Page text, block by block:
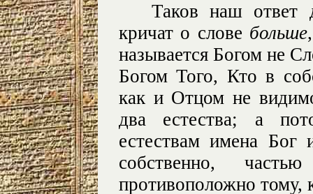
Таков наш ответ
кричат о слове больше
называется Богом не
Богом Того, Кто в
как и Отцом не
два естества; а
естествам имена Бог
собственно,
противоположно тому,